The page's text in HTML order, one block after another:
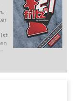
ist